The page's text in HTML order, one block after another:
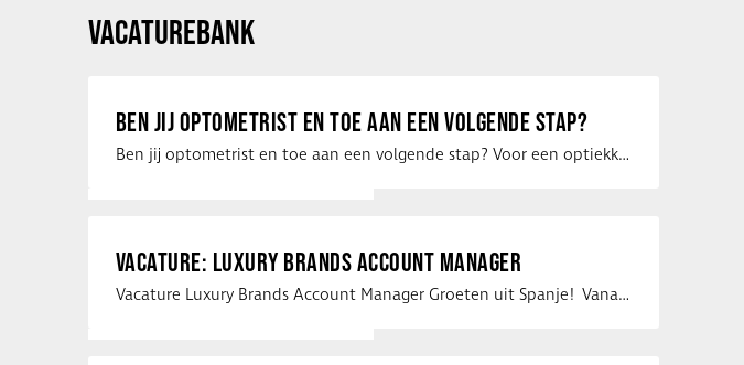
VACATUREBANK
BEN JIJ OPTOMETRIST EN TOE AAN EEN VOLGENDE STAP?
Ben jij optometrist en toe aan een volgende stap? Voor een optiekketen is Eye …
VACATURE: LUXURY BRANDS ACCOUNT MANAGER
Vacature Luxury Brands Account Manager Groeten uit Spanje! Vanaf mijn …